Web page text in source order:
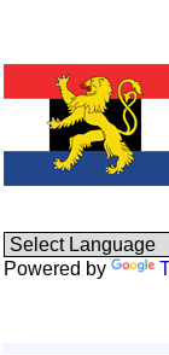
Powered by